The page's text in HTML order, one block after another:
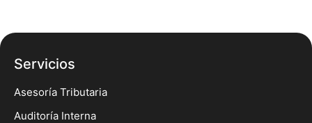
Servicios
Asesoría Tributaria
Auditoría Interna